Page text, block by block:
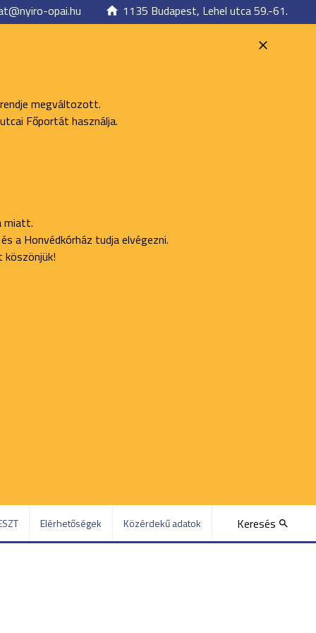
opai.hu 1135 Budapest, Lehel utca 59.-61.
megváltozott.
Főportát használja.
miatt.
a Honvédkórház tudja elvégezni.
Elérhetőségek Közérdekű adatok Keresés